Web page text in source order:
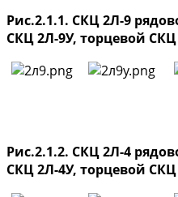
Рис.2.1.1. СКЦ 2Л-9
СКЦ 2Л-9У, торцевой СКЦ
Рис.2.1.2. СКЦ 2Л-4
СКЦ 2Л-4У, торцевой СКЦ